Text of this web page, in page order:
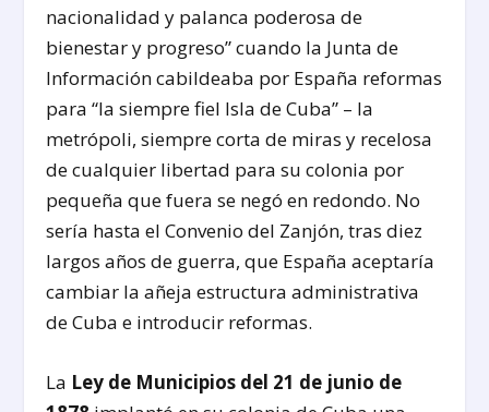
nacionalidad y palanca poderosa de
bienestar y progreso” cuando la Junta de
Información cabildeaba por España reformas
para “la siempre fiel Isla de Cuba” – la
metrópoli, siempre corta de miras y recelosa
de cualquier libertad para su colonia por
pequeña que fuera se negó en redondo. No
sería hasta el Convenio del Zanjón, tras diez
largos años de guerra, que España aceptaría
cambiar la añeja estructura administrativa
de Cuba e introducir reformas.
La Ley de Municipios del 21 de junio de